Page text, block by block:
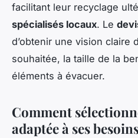
facilitant leur recyclage
spécialisés locaux. Le
d’obtenir une vision claire
souhaitée, la taille de la
éléments à évacuer.
Comment
adaptée à ses